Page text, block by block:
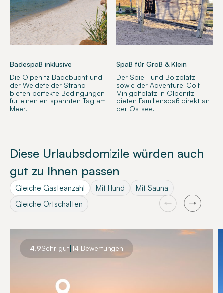
Badespaß inklusive
Die Olpenitz Badebucht und
der Weidefelder Strand
bieten perfekte Bedingungen
für einen entspannten Tag am
Meer.
Spaß für Groß & Klein
Der Spiel- und Bolzplatz
sowie der Adventure-Golf
Minigolfplatz in Olpenitz
bieten Familienspaß direkt an
der Ostsee.
Diese Urlaubsdomizile würden auch
gut zu Ihnen passen
Gleiche Gästeanzahl Mit Hund
Mit Sauna
Gleiche Ortschaften
4.9Sehr gut|14 Bewertungen